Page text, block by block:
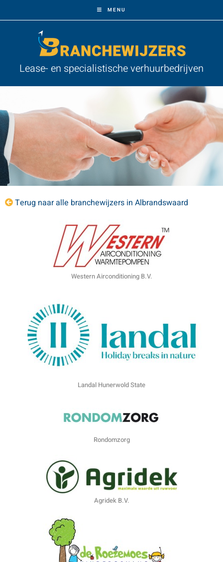
MENU
Lease- en specialistische verhuurbedrijven
Terug naar alle branchewijzers in Albrandswaard
Western Airconditioning B.V.
Landal Hunerwold State
Rondomzorg
Agridek B.V.